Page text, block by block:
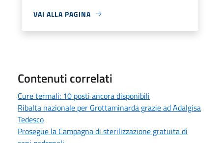
VAI ALLA PAGINA
Contenuti correlati
Cure termali: 10 posti ancora disponibili
Ribalta nazionale per Grottaminarda grazie ad Adalgisa
Tedesco
Prosegue la Campagna di sterilizzazione gratuita di